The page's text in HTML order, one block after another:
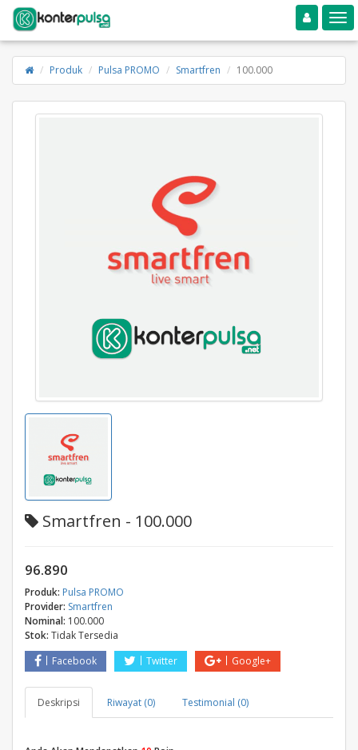
Toggle navigation
Produk Pulsa PROMO Smartfren 100.000
Smartfren - 100.000
96.890
Produk: Pulsa PROMO
Provider: Smartfren
Nominal: 100.000
Stok: Tidak Tersedia
Facebook
Twitter Google+
Deskripsi Riwayat (0) Testimonial (0)